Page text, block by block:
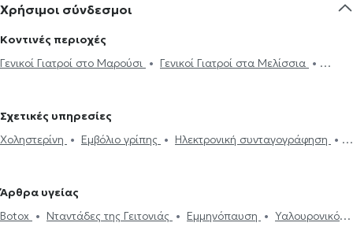
Χρήσιμοι σύνδεσμοι
Κοντινές περιοχές
Γενικοί Γιατροί στο Μαρούσι
Γενικοί Γιατροί στα Μελίσσια
Γενικοί Γιατροί στον Γέρακα
Γενικοί Γιατροί στους Θρακομακεδόνες
Γενικοί Γιατροί στον
Γενικοί Γιατροί στο Κολωνάκι
Γενικοί Γιατροί στον Νέο Κόσμο
Σχετικές υπηρεσίες
Χοληστερίνη
Εμβόλιο γρίπης
Ηλεκτρονική συνταγογράφηση
Δίπλωμα Οδήγησης
Βελονισμός
HIV-AIDS Διαβήτης
Διακοπή Καπνίσματος
Άρθρα υγείας
Botox
Νταντάδες της Γειτονιάς Εμμηνόπαυση
Υαλουρονικό